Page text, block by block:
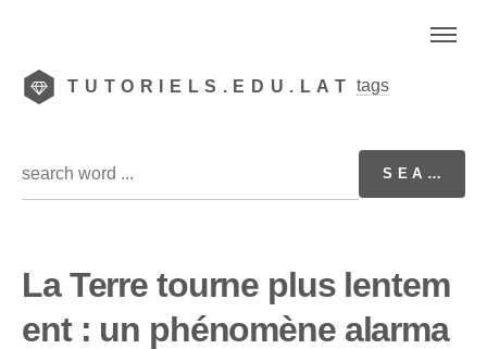
TUTORIELS.EDU.LAT tags
La Terre tourne plus lentem
ent : un phénomène alarma